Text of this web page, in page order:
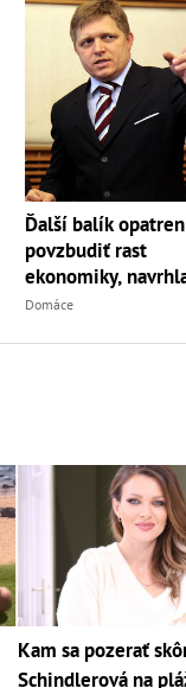
Ďalší balík
povzbudiť rast
ekonomiky,
Domáce
Kam sa pozerať
Schindlerová na